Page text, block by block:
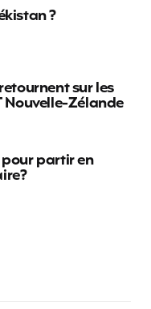
?
sur les
Nouvelle-Zélande
partir en